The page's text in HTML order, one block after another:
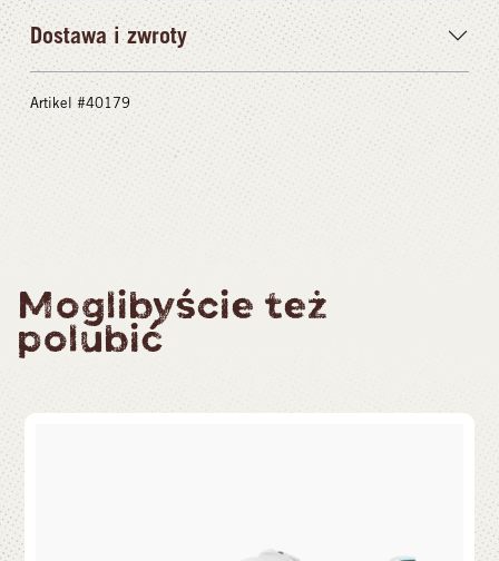
Dostawa i zwroty
Artikel #40179
Moglibyście też
polubić